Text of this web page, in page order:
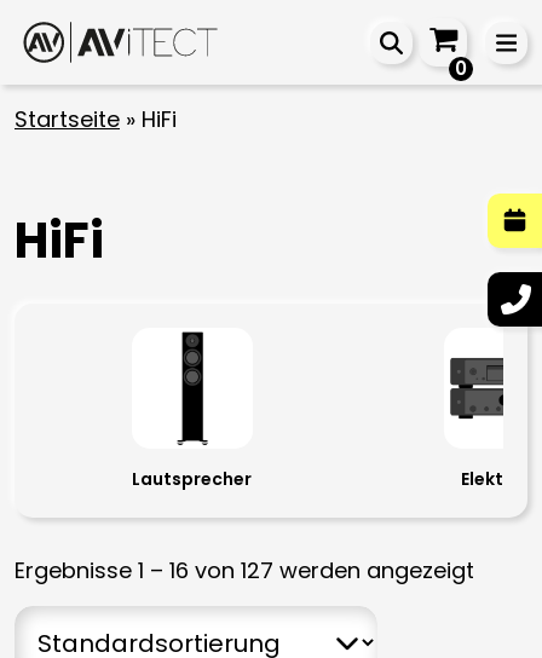
0
Startseite » HiFi
HiFi
Lautsprecher
Ergebnisse 1 – 16 von 127 werden angezeigt